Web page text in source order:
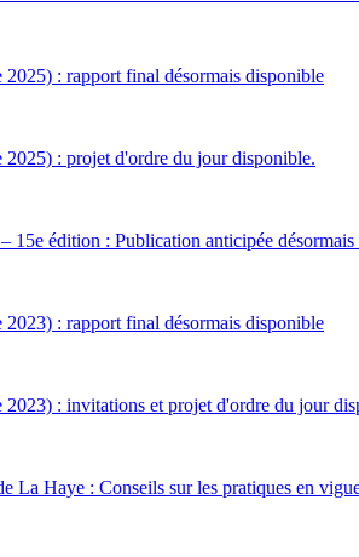
: rapport final désormais disponible
: projet d'ordre du jour disponible.
15e édition : Publication anticipée
: rapport final désormais disponible
: invitations et projet d'ordre du jour
La Haye : Conseils sur les pratiques en